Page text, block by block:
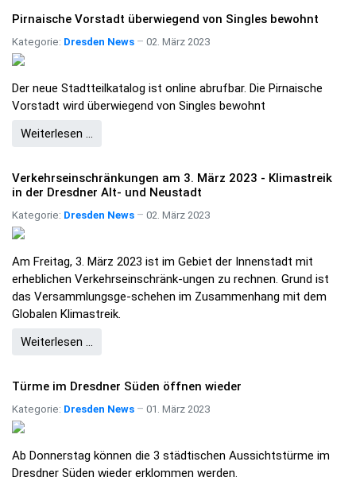
Pirnaische Vorstadt überwiegend von Singles bewohnt
Kategorie: Dresden News 02. März 2023
Der neue Stadtteilkatalog ist online abrufbar. Die Pirnaische
Vorstadt wird überwiegend von Singles bewohnt
Weiterlesen …
Verkehrseinschränkungen am 3. März 2023 - Klimastreik
in der Dresdner Alt- und Neustadt
Kategorie: Dresden News 02. März 2023
Am Freitag, 3. März 2023 ist im Gebiet der Innenstadt mit
erheblichen Verkehrseinschränk-ungen zu rechnen. Grund ist
das Versammlungsge-schehen im Zusammenhang mit dem
Globalen Klimastreik.
Weiterlesen …
Türme im Dresdner Süden öffnen wieder
Kategorie: Dresden News 01. März 2023
Ab Donnerstag können die 3 städtischen Aussichtstürme im
Dresdner Süden wieder erklommen werden.